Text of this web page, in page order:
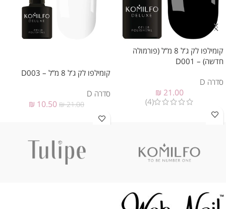
קומילפו לק ג’ל 8 מ”ל (פורמולה
חדשה) – D001
סדרה D
₪ 21.00
(4)
קומילפו לק ג’ל 8 מ”ל – D003
סדרה D
₪21.00
₪ 10.50